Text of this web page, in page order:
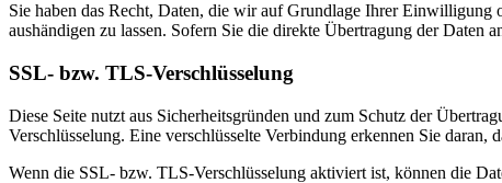
Sie haben das Recht, Daten, die wir auf Grundlage Ihrer Einwilligung
aushändigen zu lassen. Sofern Sie die direkte Übertragung der Daten
SSL- bzw. TLS-Verschlüsselung
Diese Seite nutzt aus Sicherheitsgründen und zum Schutz der
Verschlüsselung. Eine verschlüsselte Verbindung erkennen Sie
Wenn die SSL- bzw. TLS-Verschlüsselung aktiviert ist, können die